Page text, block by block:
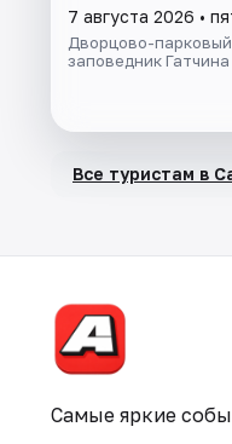
7 августа 2026 •
Дворцово-
заповедник Гатчина
Все туристам в
Самые яркие